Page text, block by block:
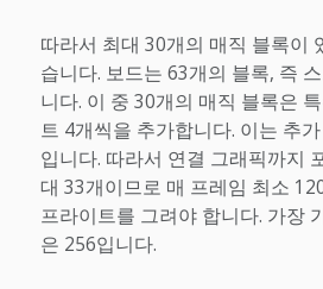
따라서 최대 30개의 매직 블록이
습니다. 보드는 63개의 블록, 즉
니다. 이 중 30개의 매직 블록은
트 4개씩을 추가합니다. 이는 추
입니다. 따라서 연결 그래픽까지
대 33개이므로 매 프레임 최소
프라이트를 그려야 합니다. 가장
은 256입니다.